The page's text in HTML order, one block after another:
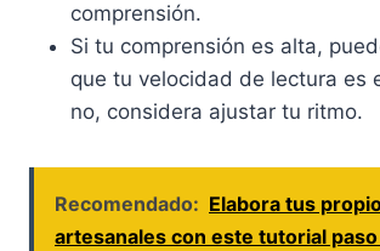
comprensión.
Si tu comprensión es alta,
que tu velocidad de lectura es
no, considera ajustar tu ritmo.
Recomendado: Elabora tus
artesanales con este tutorial paso